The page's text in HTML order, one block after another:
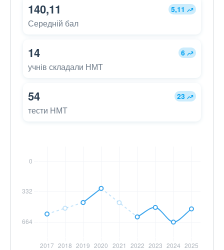
140,11 5,11
Середній бал
14 6
учнів складали НМТ
54 23
тести НМТ